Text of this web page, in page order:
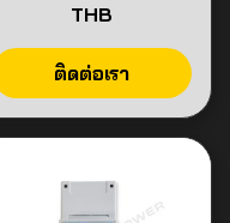
THB
ติดต่อเรา